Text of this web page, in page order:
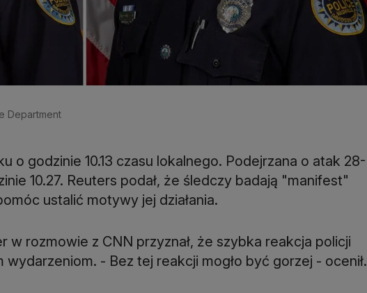
Department
o godzinie 10.13 czasu lokalnego. Podejrzana o atak 28-
10.27. Reuters podał, że śledczy badają "manifest"
ustalić motywy jej działania.
w rozmowie z CNN przyznał, że szybka reakcja policji
wydarzeniom. - Bez tej reakcji mogło być gorzej - ocenił.